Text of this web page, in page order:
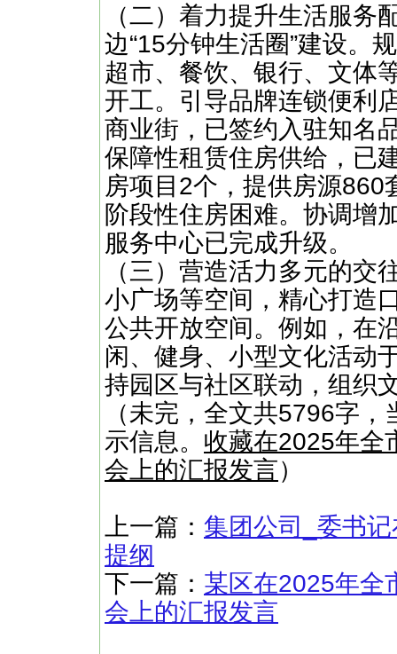
（二）着力提升生活服务
边“15分钟生活圈”建设。
超市、餐饮、银行、文体
开工。引导品牌连锁便利
商业街，已签约入驻知名
保障性租赁住房供给，已
房项目2个，提供房源860
阶段性住房困难。协调增
服务中心已完成升级。
（三）营造活力多元的交
小广场等空间，精心打造
公共开放空间。例如，在
闲、健身、小型文化活动
持园区与社区联动，组
（未完，全文共5796字
示信息。 收藏在2025年全
会上的汇报发言）
上一篇： 集团公司_委书
提纲
下一篇： 某区在2025年全
会上的汇报发言